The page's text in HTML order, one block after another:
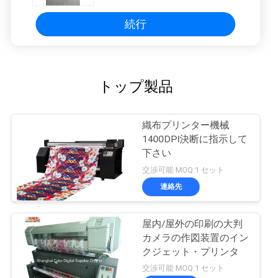
続行
トップ製品
織布プリンター機械
1400DPI決断に指示して
下さい
交渉可能 MOQ:1 セット
連絡先
屋内/屋外の印刷の大判
カメラの作図装置のイン
クジェット・プリンタ
交渉可能 MOQ:1 セット